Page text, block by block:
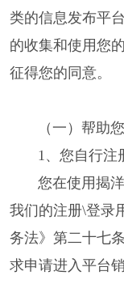
类的信息发布平
的收集和使用您
征得您的同意。
（一）帮助您
1、您自行注
您在使用揭洋
我们的注册\登录
务法》第二十七
求申请进入平台